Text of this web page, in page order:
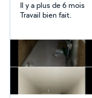
pour exécuter
délais, ainsi qu'avec
votre bonne
Rapide ,
Il y a plus de 6 mois
Travail bien fait.